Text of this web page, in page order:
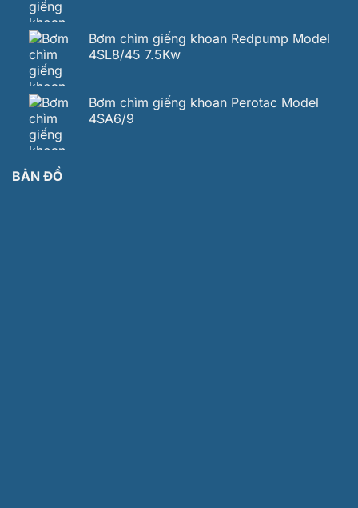
Bơm chìm giếng khoan Redpump Model
4SL8/45 7.5Kw
Bơm chìm giếng khoan Perotac Model
4SA6/9
BẢN ĐỒ